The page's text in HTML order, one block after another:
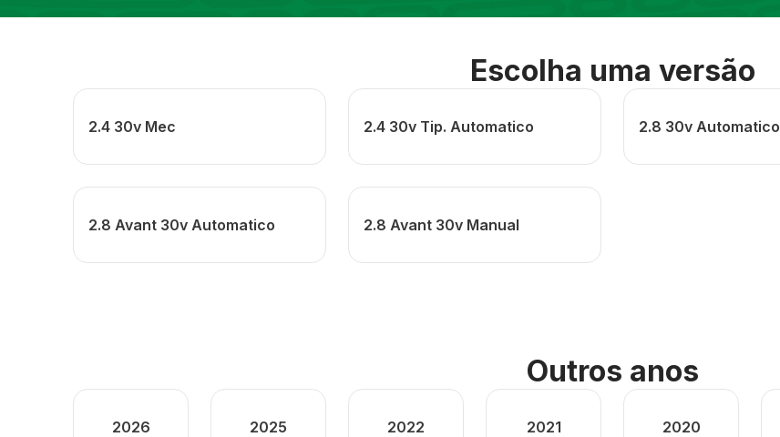
Escolha uma versão
2.4 30v Mec 2.4 30v Tip. Automatico 2.8 30v Automatico
2.8 Avant 30v Automatico 2.8 Avant 30v Manual
Outros anos
2026 2025 2022 2021 2020